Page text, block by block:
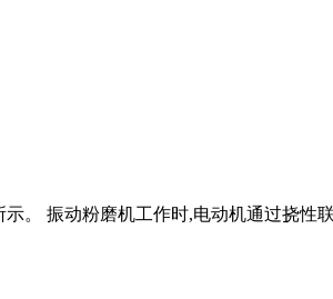
。 振动粉磨机工作时,电动机通过挠